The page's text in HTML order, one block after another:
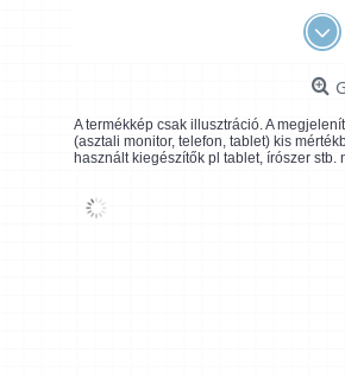
A termékkép csak illusztráció. A
(asztali monitor, telefon, tablet) kis
használt kiegészítők pl tablet, írószer stb.